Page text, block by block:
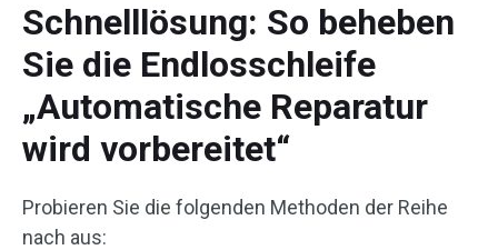
Schnelllösung: So beheben
Sie die Endlosschleife
„Automatische Reparatur
wird vorbereitet“
Probieren Sie die folgenden Methoden der Reihe
nach aus: